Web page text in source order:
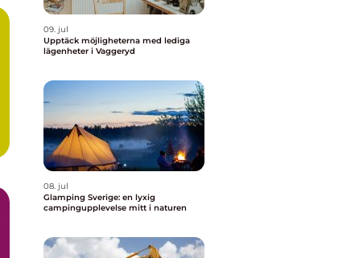
09. jul
Upptäck möjligheterna med lediga
lägenheter i Vaggeryd
08. jul
Glamping Sverige: en lyxig
campingupplevelse mitt i naturen